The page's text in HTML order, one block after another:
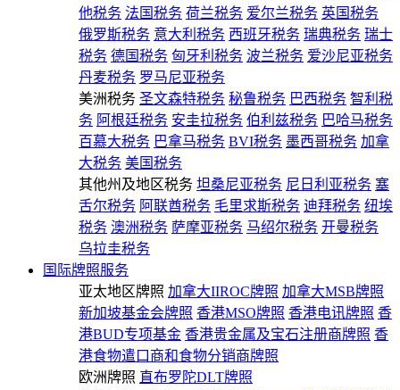
他税务 法国税务 荷兰税务 爱尔兰税务 英国税务
俄罗斯税务 意大利税务 西班牙税务 瑞典税务 瑞士
税务 德国税务 匈牙利税务 波兰税务 爱沙尼亚税务
丹麦税务 罗马尼亚税务
美洲税务 圣文森特税务 秘鲁税务 巴西税务 智利税
务 阿根廷税务 安圭拉税务 伯利兹税务 巴哈马税务
百慕大税务 巴拿马税务 BVI税务 墨西哥税务 加拿
大税务 美国税务
其他州及地区税务 坦桑尼亚税务 尼日利亚税务 塞
舌尔税务 阿联酋税务 毛里求斯税务 迪拜税务 纽埃
税务 澳洲税务 萨摩亚税务 马绍尔税务 开曼税务
乌拉圭税务
国际牌照服务
亚太地区牌照 加拿大IIROC牌照 加拿大MSB牌照
新加坡基金会牌照 香港MSO牌照 香港电讯牌照 香
港BUD专项基金 香港贵金属及宝石注册商牌照 香
港食物遣口商和食物分销商牌照
欧洲牌照 直布罗陀DLT牌照